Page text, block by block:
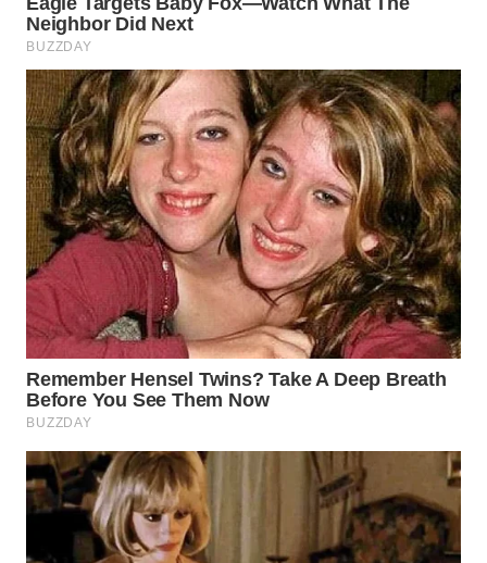
WN
BEKASI
WN
BOGOR
WN
DEPOK
WN
TAPANULI
UTARA
WN
SAMOSIR
PADANG
LAWAS